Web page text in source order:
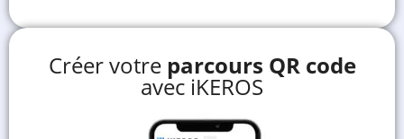
Créer votre parcours QR code
avec iKEROS